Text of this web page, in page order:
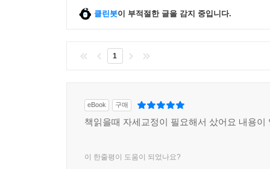
클린봇이 부적절한 글을 감지 중입니다.
1
eBook 구매
책읽을때 자세교정이 필요해서 샀어요 내용이
이 한줄평이 도움이 되었나요?